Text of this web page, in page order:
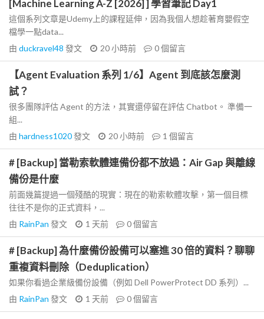
[Machine Learning A-Z [2026] ] 學習筆記 Day1
這個系列文章是Udemy上的課程延伸，因為我個人想趁著育嬰假空
檔學一點data...
由 duckravel48 發文 20 小時前 0個留言
【Agent Evaluation 系列 1/6】Agent 到底該怎麼測
試？
很多團隊評估 Agent 的方法，其實還停留在評估 Chatbot。 準備一
組...
由 hardness1020發文 20 小時前 1 個留言
# [Backup] 當勒索軟體連備份都不放過：Air Gap 與離線
備份是什麼
前面幾篇提過一個殘酷的現實：現在的勒索軟體攻擊，第一個目標
往往不是你的正式資料，...
由 RainPan 發文 1 天前 0個留言
# [Backup] 為什麼備份設備可以塞進 30 倍的資料？聊聊
重複資料刪除（Deduplication）
如果你看過企業級備份設備（例如 Dell PowerProtect DD 系列）...
由 RainPan 發文 1 天前 0個留言